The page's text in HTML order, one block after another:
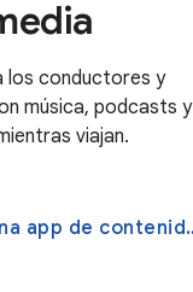
los conductores y
música, podcasts y
viajan.
de contenido multimedia